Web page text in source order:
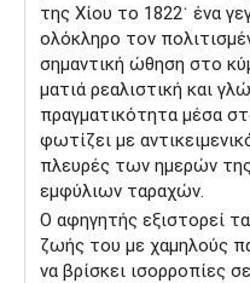
της Χίου το 1822˙ ένα
ολόκληρο τον
σημαντική ώθηση στο
ματιά ρεαλιστική και
πραγματικότητα μέσα
φωτίζει με
πλευρές των ημερών
εμφύλιων ταραχών.
Ο αφηγητής εξιστορεί
ζωής του με χαμηλούς
να βρίσκει ισορροπίες